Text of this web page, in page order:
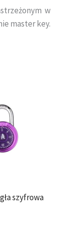
w
master key.
szyfrowa